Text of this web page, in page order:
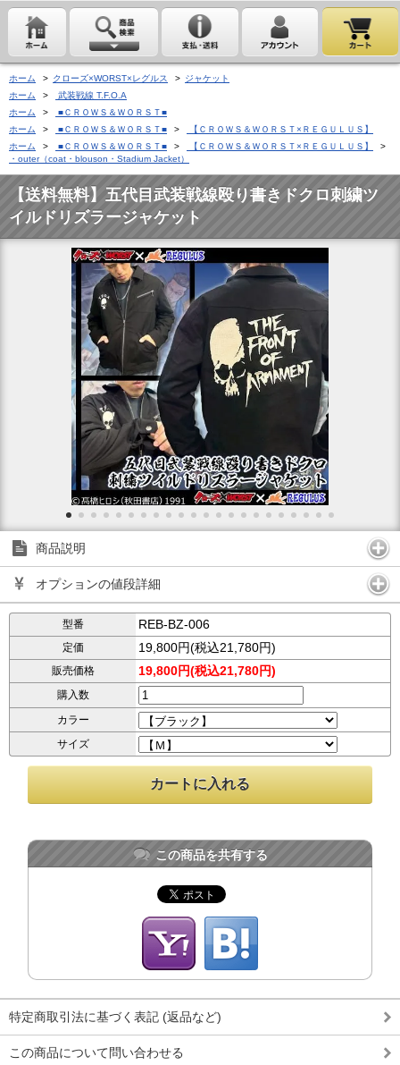
ホーム > クローズ×WORST×レグルス > ジャケット
ホーム
>
武装戦線 T.F.O.A
ホーム
>
■ＣＲＯＷＳ＆ＷＯＲＳＴ■
ホーム
> ■ＣＲＯＷＳ＆ＷＯＲＳＴ■ >
【ＣＲＯＷＳ＆ＷＯＲＳＴ×ＲＥＧＵＬＵＳ】
ホーム
> ■ＣＲＯＷＳ＆ＷＯＲＳＴ■ > 【ＣＲＯＷＳ＆ＷＯＲＳＴ×ＲＥＧＵＬＵＳ】
>
・outer（coat・blouson・Stadium Jacket）
【送料無料】五代目武装戦線殴り書きドクロ刺繍ツ
イルドリズラージャケット
商品説明
オプションの値段詳細
型番 REB-BZ-006
定価 19,800円(税込21,780円)
販売価格 19,800円(税込21,780円)
購入数
カラー
サイズ
この商品を共有する
特定商取引法に基づく表記 (返品など)
この商品について問い合わせる